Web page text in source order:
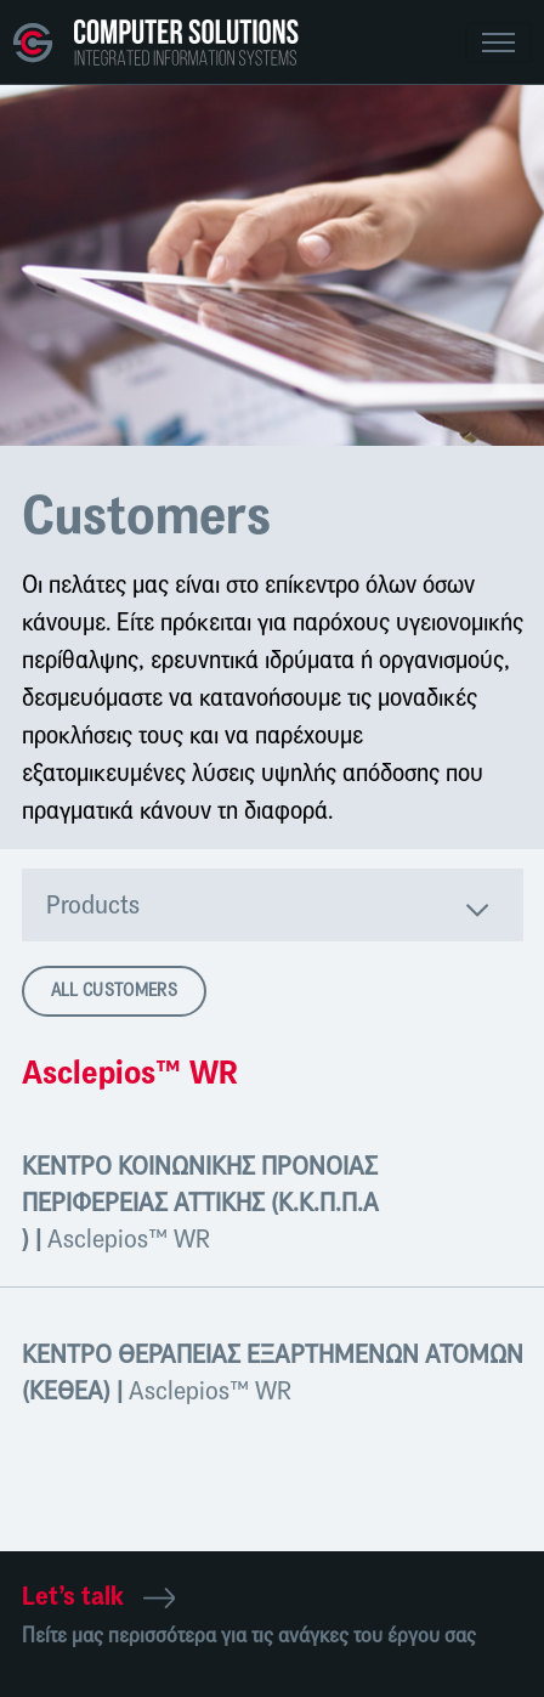
Customers
Οι πελάτες μας είναι στο επίκεντρο όλων όσων
κάνουμε. Είτε πρόκειται για παρόχους υγειονομικής
περίθαλψης, ερευνητικά ιδρύματα ή οργανισμούς,
δεσμευόμαστε να κατανοήσουμε τις μοναδικές
προκλήσεις τους και να παρέχουμε
εξατομικευμένες λύσεις υψηλής απόδοσης που
πραγματικά κάνουν τη διαφορά.
Products
ALL CUSTOMERS
Asclepios™ WR
ΚΕΝΤΡΟ ΚΟΙΝΩΝΙΚΗΣ ΠΡΟΝΟΙΑΣ
ΠΕΡΙΦΕΡΕΙΑΣ ΑΤΤΙΚΗΣ (Κ.Κ.Π.Π.Α
)| Asclepios™ WR
ΚΕΝΤΡΟ ΘΕΡΑΠΕΙΑΣ ΕΞΑΡΤΗΜΕΝΩΝ ΑΤΟΜΩΝ
(ΚΕΘΕΑ)| Asclepios™ WR
Let’s talk
Πείτε μας περισσότερα για τις ανάγκες του έργου σας